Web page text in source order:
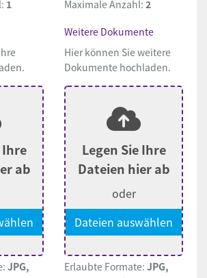
1
Maximale Anzahl: 2
Ihre
ab
JPG,
Weitere Dokumente
Hier können Sie weitere
Dokumente hochladen.
Legen Sie Ihre
Dateien hier ab
oder
Dateien auswählen
Erlaubte Formate: JPG,